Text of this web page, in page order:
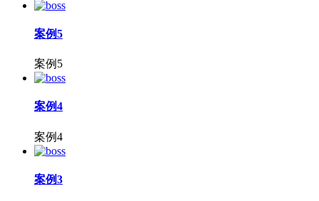
案例5
案例5
案例4
案例4
案例3